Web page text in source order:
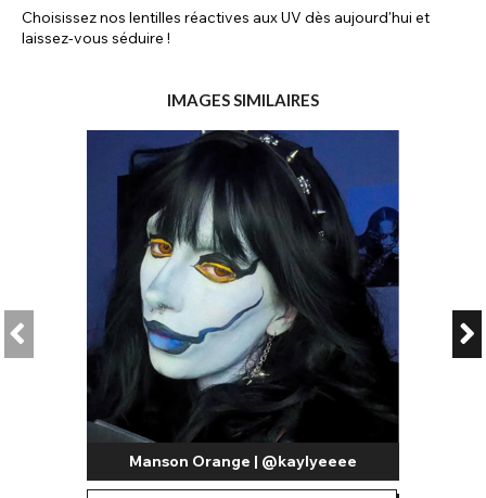
Choisissez nos lentilles réactives aux UV dès aujourd'hui et
laissez-vous séduire !
IMAGES SIMILAIRES
Manson Orange | @kaylyeeee